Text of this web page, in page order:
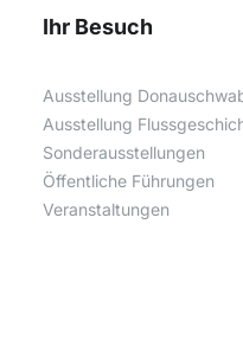
Ihr Besuch
Ausstellung
Ausstellung
Sonderausstellungen
Öffentliche Führungen
Veranstaltungen